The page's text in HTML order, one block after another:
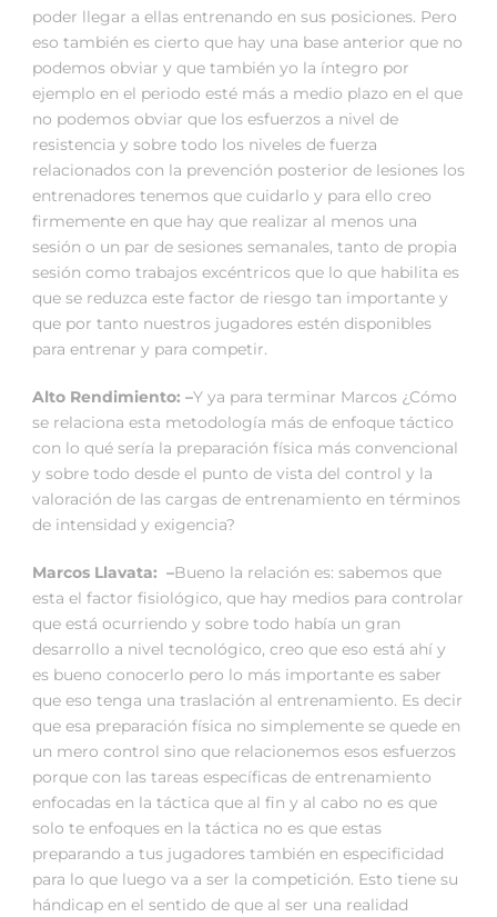
poder llegar a ellas entrenando en sus posiciones. Pero
eso también es cierto que hay una base anterior que no
podemos obviar y que también yo la íntegro por
ejemplo en el periodo esté más a medio plazo en el que
no podemos obviar que los esfuerzos a nivel de
resistencia y sobre todo los niveles de fuerza
relacionados con la prevención posterior de lesiones los
entrenadores tenemos que cuidarlo y para ello creo
firmemente en que hay que realizar al menos una
sesión o un par de sesiones semanales, tanto de propia
sesión como trabajos excéntricos que lo que habilita es
que se reduzca este factor de riesgo tan importante y
que por tanto nuestros jugadores estén disponibles
para entrenar y para competir.
Alto Rendimiento: –Y ya para terminar Marcos ¿Cómo
se relaciona esta metodología más de enfoque táctico
con lo qué sería la preparación física más convencional
y sobre todo desde el punto de vista del control y la
valoración de las cargas de entrenamiento en términos
de intensidad y exigencia?
Marcos Llavata: –Bueno la relación es: sabemos que
esta el factor fisiológico, que hay medios para controlar
que está ocurriendo y sobre todo había un gran
desarrollo a nivel tecnológico, creo que eso está ahí y
es bueno conocerlo pero lo más importante es saber
que eso tenga una traslación al entrenamiento. Es decir
que esa preparación física no simplemente se quede en
un mero control sino que relacionemos esos esfuerzos
porque con las tareas específicas de entrenamiento
enfocadas en la táctica que al fin y al cabo no es que
solo te enfoques en la táctica no es que estas
preparando a tus jugadores también en especificidad
para lo que luego va a ser la competición. Esto tiene su
hándicap en el sentido de que al ser una realidad